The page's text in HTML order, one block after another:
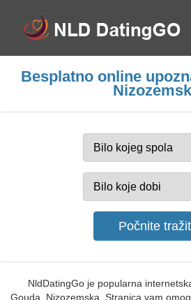
Besplatno online
NldDatingGo je popularna
Gouda, Nizozemska. Stranica vam